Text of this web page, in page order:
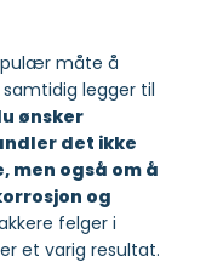
måte å
legger til
ønsker
det ikke
men også om å
og
felger i
et varig resultat.